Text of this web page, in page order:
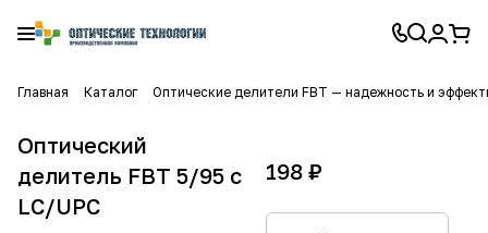
Главная Каталог Оптические делители FBT — надежность и
Оптический
делитель FBT 5/95 с
LC/UPC
198 ₽